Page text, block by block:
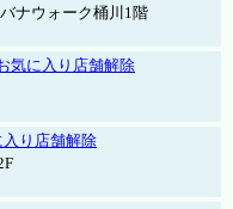
ナウォーク桶川1階
気に入り店舗解除
入り店舗解除